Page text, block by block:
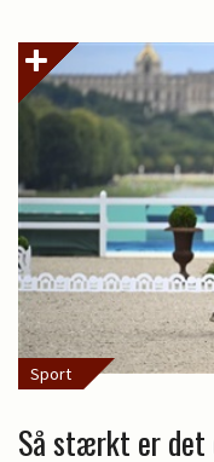
Sport
Så stærkt er det